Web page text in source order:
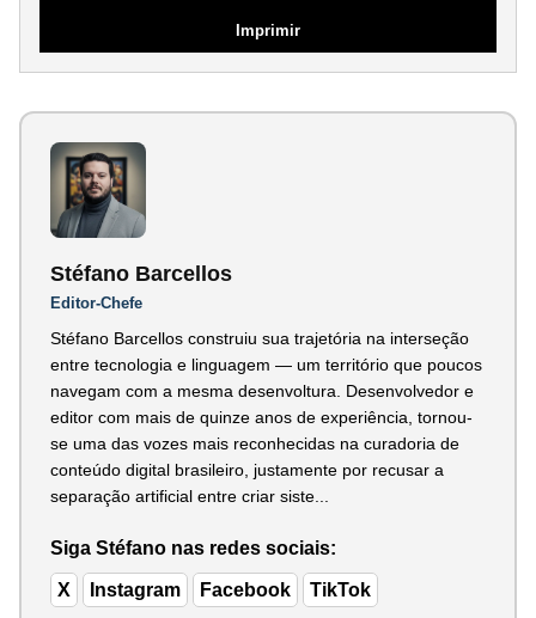
Imprimir
Stéfano Barcellos
Editor-Chefe
Stéfano Barcellos construiu sua trajetória na interseção
entre tecnologia e linguagem — um território que poucos
navegam com a mesma desenvoltura. Desenvolvedor e
editor com mais de quinze anos de experiência, tornou-
se uma das vozes mais reconhecidas na curadoria de
conteúdo digital brasileiro, justamente por recusar a
separação artificial entre criar siste...
Siga Stéfano nas redes sociais:
X Instagram Facebook TikTok